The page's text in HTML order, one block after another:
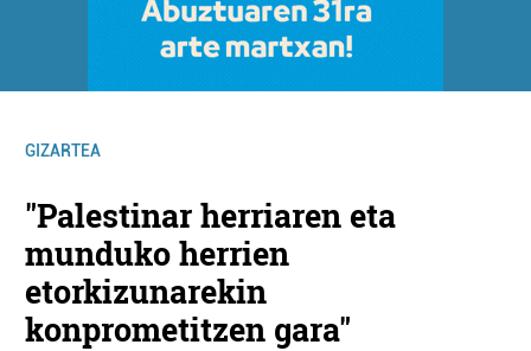
GIZARTEA
"Palestinar herriaren eta
munduko herrien
etorkizunarekin
konprometitzen gara"